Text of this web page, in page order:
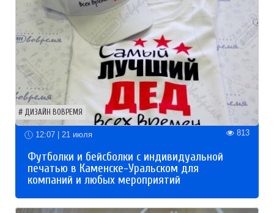
ДИЗАЙН ВОВРЕМЯ
12:07 | 21 июля 813
Футболки и бейсболки с индивидуальной
печатью в Каменске-Уральском для
компаний и любых мероприятий